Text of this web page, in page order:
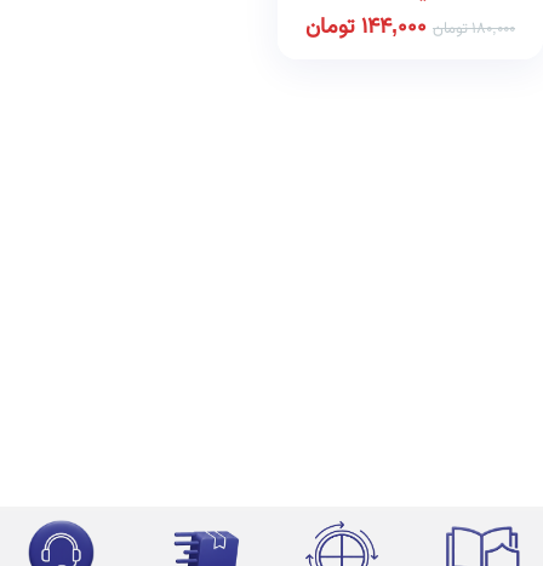
180,000تومان 144,000تومان